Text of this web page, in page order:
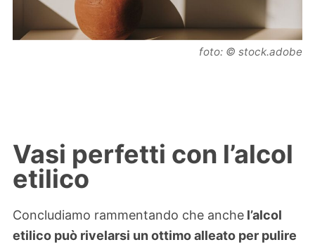
foto: © stock.adobe
Vasi perfetti con l’alcol
etilico
Concludiamo rammentando che anche l’alcol
etilico può rivelarsi un ottimo alleato per pulire